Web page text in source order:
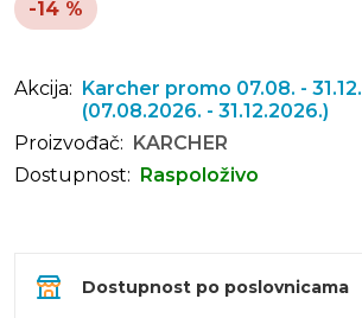
-14 %
Akcija:
Karcher promo 07.08. - 31.12.
(07.08.2026. - 31.12.2026.)
Proizvođač:
KARCHER
Dostupnost:
Raspoloživo
Dostupnost po poslovnicama